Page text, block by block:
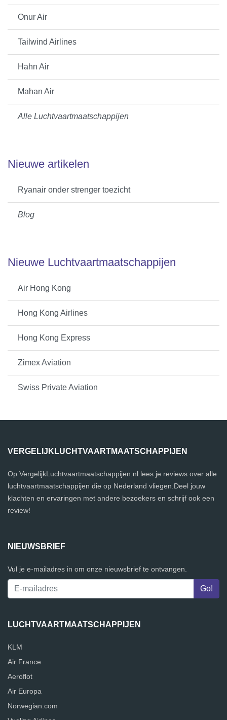
Onur Air
Tailwind Airlines
Hahn Air
Mahan Air
Alle Luchtvaartmaatschappijen
Nieuwe artikelen
Ryanair onder strenger toezicht
Blog
Nieuwe Luchtvaartmaatschappijen
Air Hong Kong
Hong Kong Airlines
Hong Kong Express
Zimex Aviation
Swiss Private Aviation
VERGELIJKLUCHTVAARTMAATSCHAPPIJEN
Op VergelijkLuchtvaartmaatschappijen.nl lees je reviews over alle
luchtvaartmaatschappijen die op Nederland vliegen.Deel jouw
klachten en ervaringen met andere bezoekers en schrijf ook een
review!
NIEUWSBRIEF
Vul je e-mailadres in om onze nieuwsbrief te ontvangen.
LUCHTVAARTMAATSCHAPPIJEN
KLM
Air France
Aeroflot
Air Europa
Norwegian.com